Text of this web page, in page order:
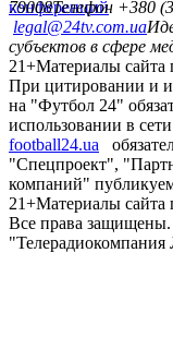
конференций
79008Телефон +380
legal@24tv.com.ua
субъектов в сфере
21+Материалы сайта
При цитировании и
на "Футбол 24"
использовании в
football24.ua
"Спецпроект",
компаний"
21+Материалы сайта
Все права